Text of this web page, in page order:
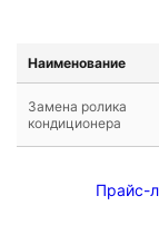
Наименование
Замена ролика
кондиционера
Прайс-